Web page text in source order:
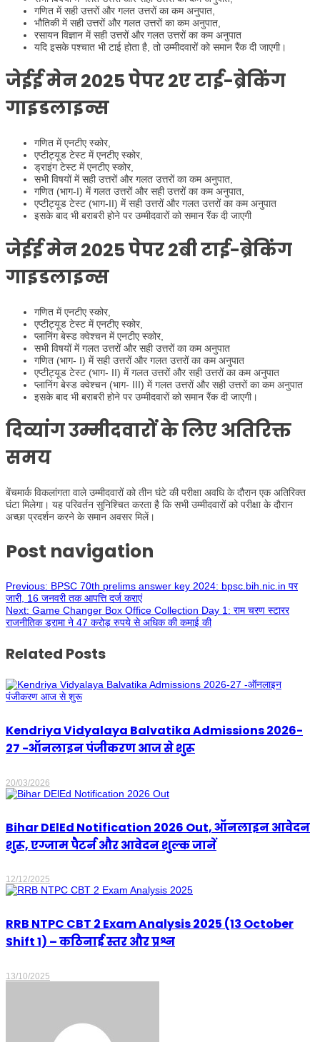
गणित में सही उत्तरों और गलत उत्तरों का कम अनुपात,
भौतिकी में सही उत्तरों और गलत उत्तरों का कम अनुपात,
रसायन विज्ञान में सही उत्तरों और गलत उत्तरों का कम अनुपात
यदि इसके पश्चात भी टाई होता है, तो उम्मीदवारों को समान रैंक दी जाएगी।
जेईई मेन 2025 पेपर 2ए टाई-ब्रेकिंग
गाइडलाइन्स
गणित में एनटीए स्कोर,
एप्टीट्यूड टेस्ट में एनटीए स्कोर,
ड्राइंग टेस्ट में एनटीए स्कोर,
सभी विषयों में सही उत्तरों और गलत उत्तरों का कम अनुपात,
गणित (भाग-I) में गलत उत्तरों और सही उत्तरों का कम अनुपात,
एप्टीट्यूड टेस्ट (भाग-II) में सही उत्तरों और गलत उत्तरों का कम अनुपात
इसके बाद भी बराबरी होने पर उम्मीदवारों को समान रैंक दी जाएगी
जेईई मेन 2025 पेपर 2बी टाई-ब्रेकिंग
गाइडलाइन्स
गणित में एनटीए स्कोर,
एप्टीट्यूड टेस्ट में एनटीए स्कोर,
प्लानिंग बेस्ड क्वेश्चन में एनटीए स्कोर,
सभी विषयों में गलत उत्तरों और सही उत्तरों का कम अनुपात
गणित (भाग- I) में सही उत्तरों और गलत उत्तरों का कम अनुपात
एप्टीट्यूड टेस्ट (भाग- II) में गलत उत्तरों और सही उत्तरों का कम अनुपात
प्लानिंग बेस्ड क्वेश्चन (भाग- III) में गलत उत्तरों और सही उत्तरों का कम अनुपात
इसके बाद भी बराबरी होने पर उम्मीदवारों को समान रैंक दी जाएगी।
दिव्यांग उम्मीदवारों के लिए अतिरिक्त
समय
बेंचमार्क विकलांगता वाले उम्मीदवारों को तीन घंटे की परीक्षा अवधि के दौरान एक अतिरिक्त
घंटा मिलेगा। यह परिवर्तन सुनिश्चित करता है कि सभी उम्मीदवारों को परीक्षा के दौरान
अच्छा प्रदर्शन करने के समान अवसर मिलें।
Post navigation
Previous: BPSC 70th prelims answer key 2024: bpsc.bih.nic.in पर
जारी, 16 जनवरी तक आपत्ति दर्ज कराएं
Next: Game Changer Box Office Collection Day 1: राम चरण स्टारर
राजनीतिक ड्रामा ने 47 करोड़ रुपये से अधिक की कमाई की
Related Posts
Kendriya Vidyalaya Balvatika Admissions 2026-
27 -ऑनलाइन पंजीकरण आज से शुरू
20/03/2026
Bihar DElEd Notification 2026 Out, ऑनलाइन आवेदन
शुरू, एग्जाम पैटर्न और आवेदन शुल्क जानें
12/12/2025
RRB NTPC CBT 2 Exam Analysis 2025 (13 October
Shift 1) – कठिनाई स्तर और प्रश्न
13/10/2025